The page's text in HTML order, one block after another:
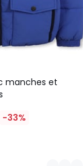
manches et
-33%